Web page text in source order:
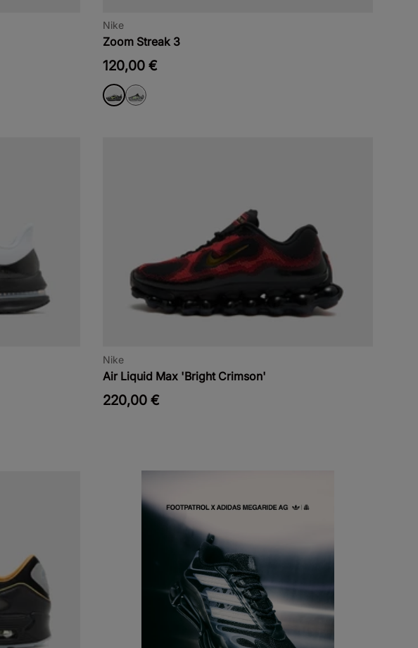
Nike
Zoom Streak 3
120,00 €
Nike
Air Liquid Max 'Bright Crimson'
220,00 €